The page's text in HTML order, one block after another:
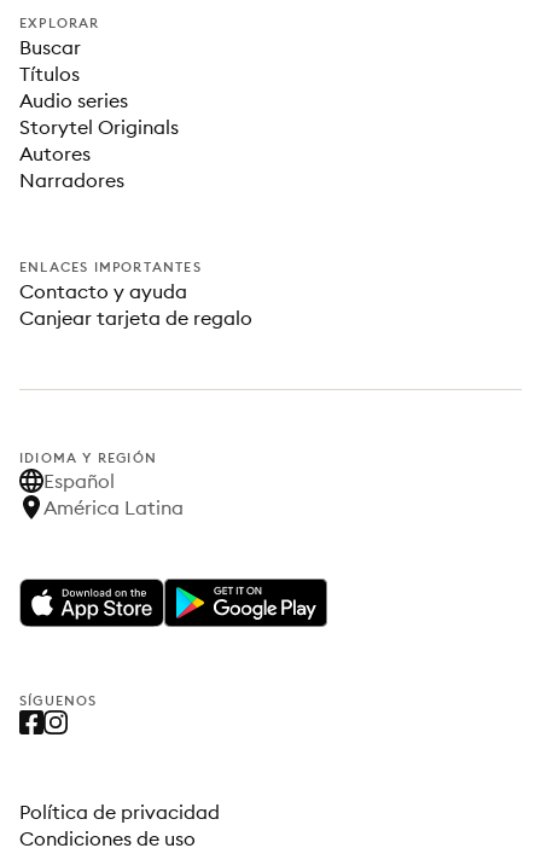
EXPLORAR
Buscar
Títulos
Audio series
Storytel Originals
Autores
Narradores
ENLACES IMPORTANTES
Contacto y ayuda
Canjear tarjeta de regalo
IDIOMA Y REGIÓN
Español
América Latina
SÍGUENOS
Política de privacidad
Condiciones de uso